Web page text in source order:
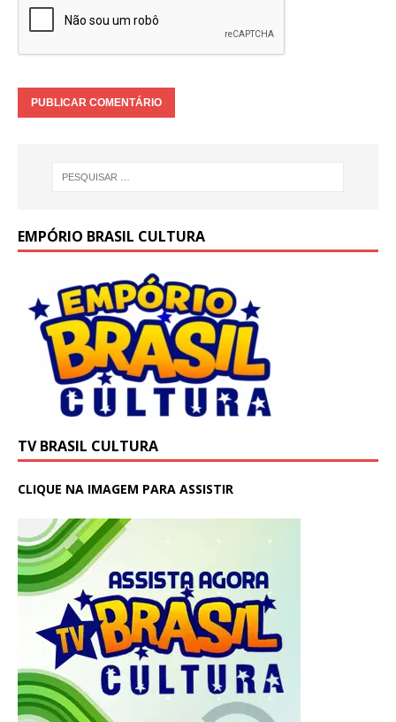
EMPÓRIO BRASIL CULTURA
TV BRASIL CULTURA
CLIQUE NA IMAGEM PARA ASSISTIR